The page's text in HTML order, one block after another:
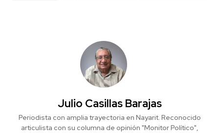
Julio Casillas Barajas
Periodista con amplia trayectoria en Nayarit. Reconocido
articulista con su columna de opinión "Monitor Político",